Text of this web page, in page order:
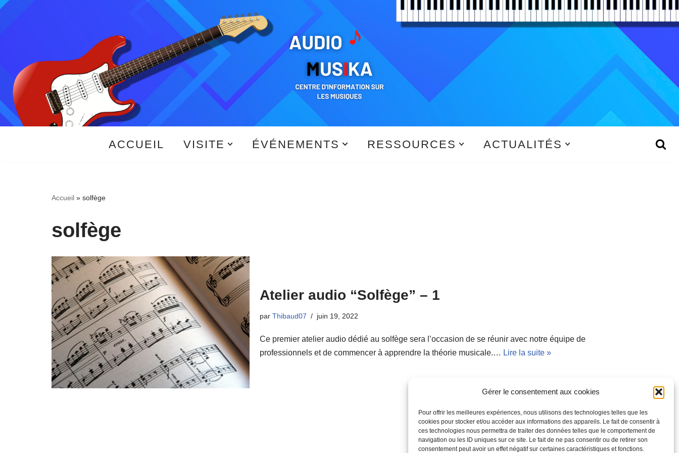
Gérer le consentement aux cookies
Pour offrir les meilleures expériences, nous utilisons des technologies telles que les
cookies pour stocker et/ou accéder aux informations des appareils. Le fait de consentir à
ces technologies nous permettra de traiter des données telles que le comportement de
navigation ou les ID uniques sur ce site. Le fait de ne pas consentir ou de retirer son
consentement peut avoir un effet négatif sur certaines caractéristiques et fonctions.
ACCUEIL VISITE ÉVÉNEMENTS RESSOURCES ACTUALITÉS
Accueil » solfège
solfège
Atelier audio “Solfège” – 1
par Thibaud07 juin 19, 2022
Ce premier atelier audio dédié au solfège sera l’occasion de se réunir avec notre équipe de
professionnels et de commencer à apprendre la théorie musicale.… Lire la suite »